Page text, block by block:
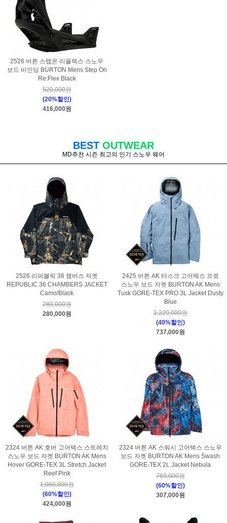
2526 버튼 스텝온 리플렉스 스노우
보드 바인딩 BURTON Mens Step On
Re:Flex Black
520,000원
(20%할인)
416,000원
BEST OUTWEAR
MD추천 시즌 최고의 인기 스노우 웨어
2526 리퍼블릭 36 챔버스 자켓
REPUBLIC 36 CHAMBERS JACKET
Camo/Black
280,000원
280,000원
2425 버튼 AK 터스크 고어텍스 프로
스노우 보드 자켓 BURTON AK Mens
Tusk GORE-TEX PRO 3L Jacket Dusty
Blue
1,229,000원
(40%할인)
737,000원
2324 버튼 AK 호버 고어텍스 스트레치
스노우 보드 자켓 BURTON AK Mens
Hover GORE-TEX 3L Stretch Jacket
Reef Pink
1,060,000원
(60%할인)
424,000원
2324 버튼 AK 스워시 고어텍스 스노우
보드 자켓 BURTON AK Mens Swash
GORE-TEX 2L Jacket Nebula
769,000원
(60%할인)
307,000원